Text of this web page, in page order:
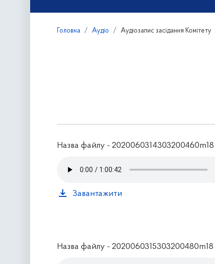
Головна Аудіо Аудіозапис засідання Комітету
Назва файлу - 2020060314303200460m18
Завантажити
Назва файлу - 2020060315303200480m18